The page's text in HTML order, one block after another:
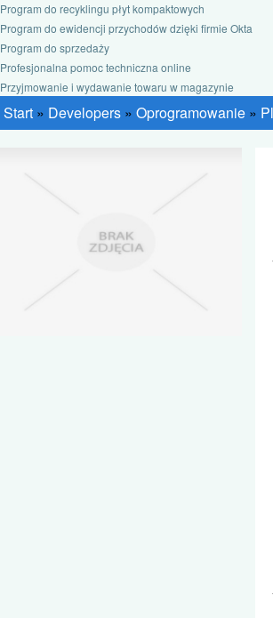
Program do recyklingu płyt kompaktowych
Program do ewidencji przychodów dzięki firmie Okta
Program do sprzedaży
Profesjonalna pomoc techniczna online
Przyjmowanie i wydawanie towaru w magazynie
Start » Developers » Oprogramowanie »